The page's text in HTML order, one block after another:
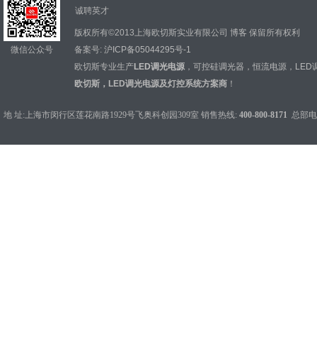
微信公众号
诚聘英才
版权所有©2013上海欧切斯实业有限公司 博客 保留所有权利
备案号: 沪ICP备05044295号-1
欧切斯专业生产LED调光电源 ， 可控硅调光器 ， 恒流电源 ， LED
欧切斯，LED调光电源及灯控系统方案商 ！
地 址:上海市闵行区莲花南路1929号飞奥科创园309室 销售热线: 400-800-8171 总部